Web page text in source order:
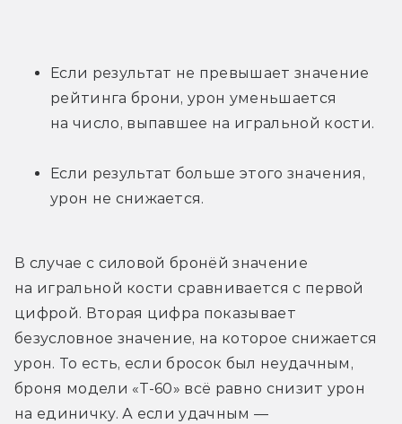
Если результат не превышает значение
рейтинга брони, урон уменьшается
на число, выпавшее на игральной кости.
Если результат больше этого значения,
урон не снижается.
В случае с силовой бронёй значение
на игральной кости сравнивается с первой
цифрой. Вторая цифра показывает
безусловное значение, на которое снижается
урон. То есть, если бросок был неудачным,
броня модели «T-60» всё равно снизит урон
на единичку. А если удачным —